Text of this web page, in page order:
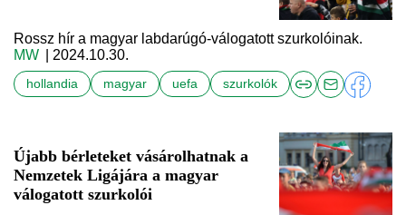
Rossz hír a magyar labdarúgó-válogatott szurkolóinak.
MW
| 2024.10.30.
hollandia magyar uefa szurkolók
Újabb bérleteket vásárolhatnak a
Nemzetek Ligájára a magyar
válogatott szurkolói